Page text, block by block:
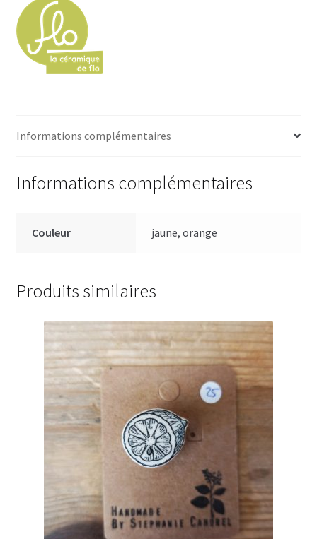
Informations complémentaires
Informations complémentaires
Couleur jaune, orange
Produits similaires